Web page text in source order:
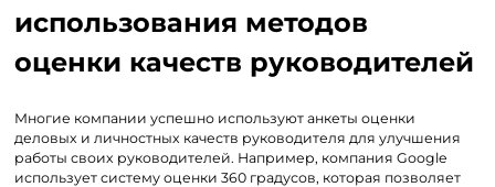
использования методов
оценки качеств руководителей
Многие компании успешно используют анкеты оценки
деловых и личностных качеств руководителя для улучшения
работы своих руководителей. Например, компания Google
использует систему оценки 360 градусов, которая позволяет